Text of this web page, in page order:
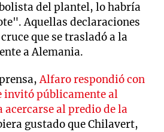
del plantel, lo habría
Aquellas declaraciones
que se trasladó a la
a Alemania.
Alfaro respondió con
invitó públicamente al
al predio de la
gustado que Chilavert,